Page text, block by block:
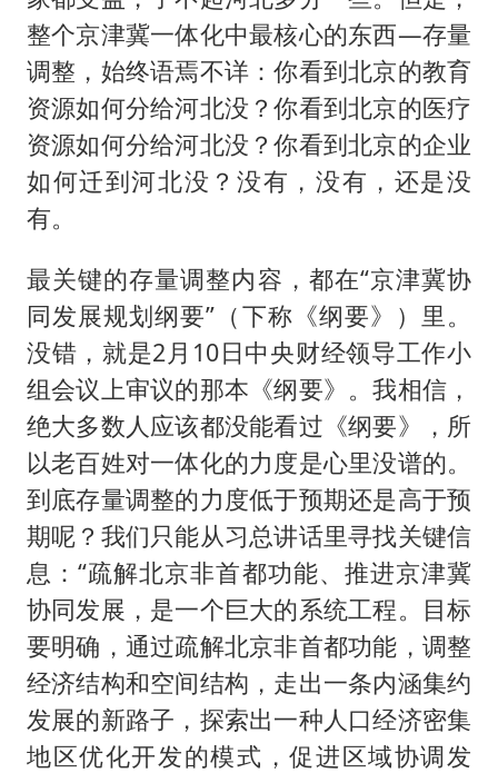
整个京津冀一体化中最核心的东西—存量
调整，始终语焉不详：你看到北京的教育
资源如何分给河北没？你看到北京的医疗
资源如何分给河北没？你看到北京的企业
如何迁到河北没？没有，没有，还是没
有。
最关键的存量调整内容，都在“京津冀协
同发展规划纲要”（下称《纲要》）里。
没错，就是2月10日中央财经领导工作小
组会议上审议的那本《纲要》。我相信，
绝大多数人应该都没能看过《纲要》，所
以老百姓对一体化的力度是心里没谱的。
到底存量调整的力度低于预期还是高于预
期呢？我们只能从习总讲话里寻找关键信
息：“疏解北京非首都功能、推进京津冀
协同发展，是一个巨大的系统工程。目标
要明确，通过疏解北京非首都功能，调整
经济结构和空间结构，走出一条内涵集约
发展的新路子，探索出一种人口经济密集
地区优化开发的模式，促进区域协调发